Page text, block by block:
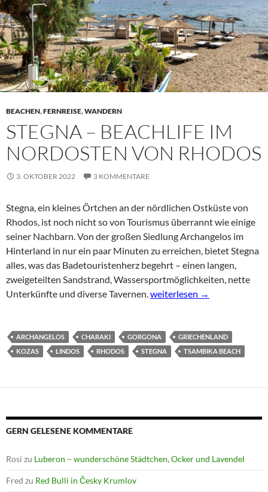
BEACHEN,FERNREISE,WANDERN
STEGNA – BEACHLIFE IM
NORDOSTEN VON RHODOS
3. OKTOBER 2022 3 KOMMENTARE
Stegna, ein kleines Örtchen an der nördlichen Ostküste von
Rhodos, ist noch nicht so von Tourismus überrannt wie einige
seiner Nachbarn. Von der großen Siedlung Archangelos im
Hinterland in nur ein paar Minuten zu erreichen, bietet Stegna
alles, was das Badetouristenherz begehrt – einen langen,
zweigeteilten Sandstrand, Wassersportmöglichkeiten, nette
Unterkünfte und diverse Tavernen.Stegna – Beachlife im
weiterlesen →
ARCHANGELOS CHARAKI GORGONA
GRIECHENLAND
KOZAS
LINDOS RHODOS STEGNA TSAMBIKA BEACH
GERN GELESENE KOMMENTARE
Rosi zu Luberon – wunderschöne Städtchen, Ocker und Lavendel
Fred zu Red Bulli in Česky Krumlov